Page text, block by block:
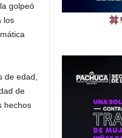
golpeó
los
de edad,
de
hechos